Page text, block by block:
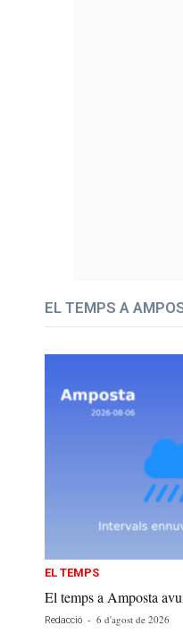
EL TEMPS A
EL TEMPS
El temps a Amposta
Redacció - 6 d'agost de 2026